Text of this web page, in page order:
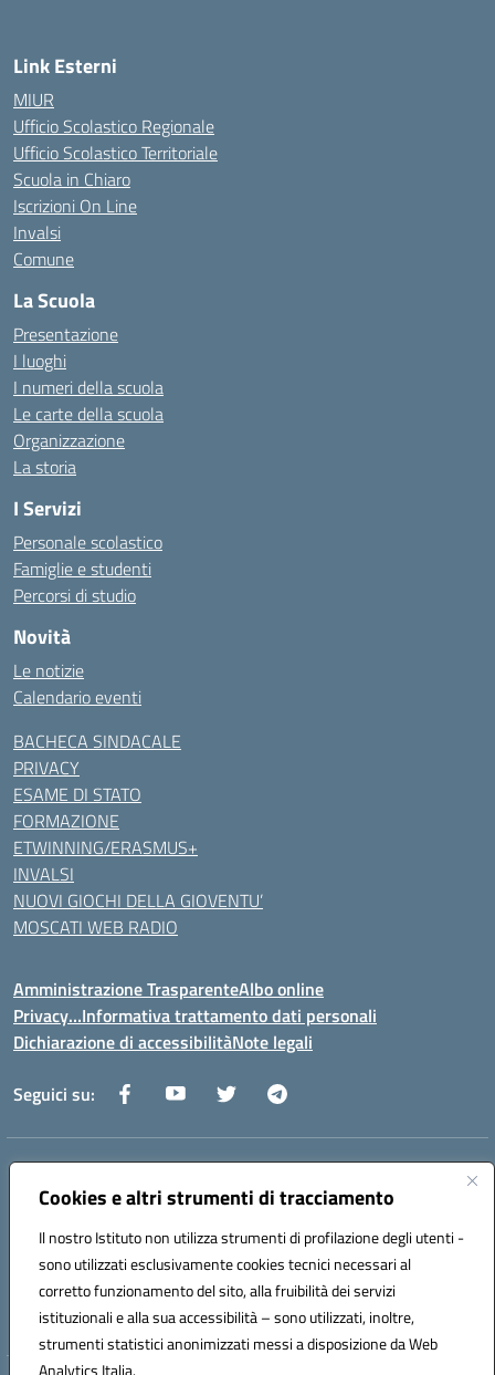
Cookies e altri strumenti di tracciamento
Il nostro Istituto non utilizza strumenti di profilazione degli utenti -
sono utilizzati esclusivamente cookies tecnici necessari al
corretto funzionamento del sito, alla fruibilità dei servizi
istituzionali e alla sua accessibilità – sono utilizzati, inoltre,
strumenti statistici anonimizzati messi a disposizione da Web
Analytics Italia.
Link Esterni
MIUR
Ufficio Scolastico Regionale
Ufficio Scolastico Territoriale
Scuola in Chiaro
Iscrizioni On Line
Invalsi
Comune
La Scuola
Presentazione
I luoghi
I numeri della scuola
Le carte della scuola
Organizzazione
La storia
I Servizi
Personale scolastico
Famiglie e studenti
Percorsi di studio
Novità
Le notizie
Calendario eventi
BACHECA SINDACALE
PRIVACY
ESAME DI STATO
FORMAZIONE
ETWINNING/ERASMUS+
INVALSI
NUOVI GIOCHI DELLA GIOVENTU’
MOSCATI WEB RADIO
Amministrazione TrasparenteAlbo online
Privacy…Informativa trattamento dati personali
Dichiarazione di accessibilitàNote legali
Seguici su:
Indirizzo:
Centralino:089 201032 Email:saic88800v@istruzione.it
Codice fiscale: 80028930651
Codice meccanografico:
saic88800v
Codice unico di fatturazione (CUF): UFLEGP